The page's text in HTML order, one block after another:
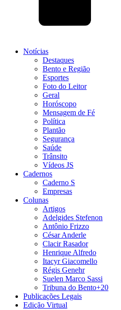
Notícias
Destaques
Bento e Região
Esportes
Foto do Leitor
Geral
Horóscopo
Mensagem de Fé
Política
Plantão
Segurança
Saúde
Trânsito
Vídeos JS
Cadernos
Caderno S
Empresas
Colunas
Artigos
Adelgides Stefenon
Antônio Frizzo
César Anderle
Clacir Rasador
Henrique Alfredo
Itacyr Giacomello
Régis Genehr
Suelen Marco Sassi
Tribuna do Bento+20
Publicações Legais
Edição Virtual